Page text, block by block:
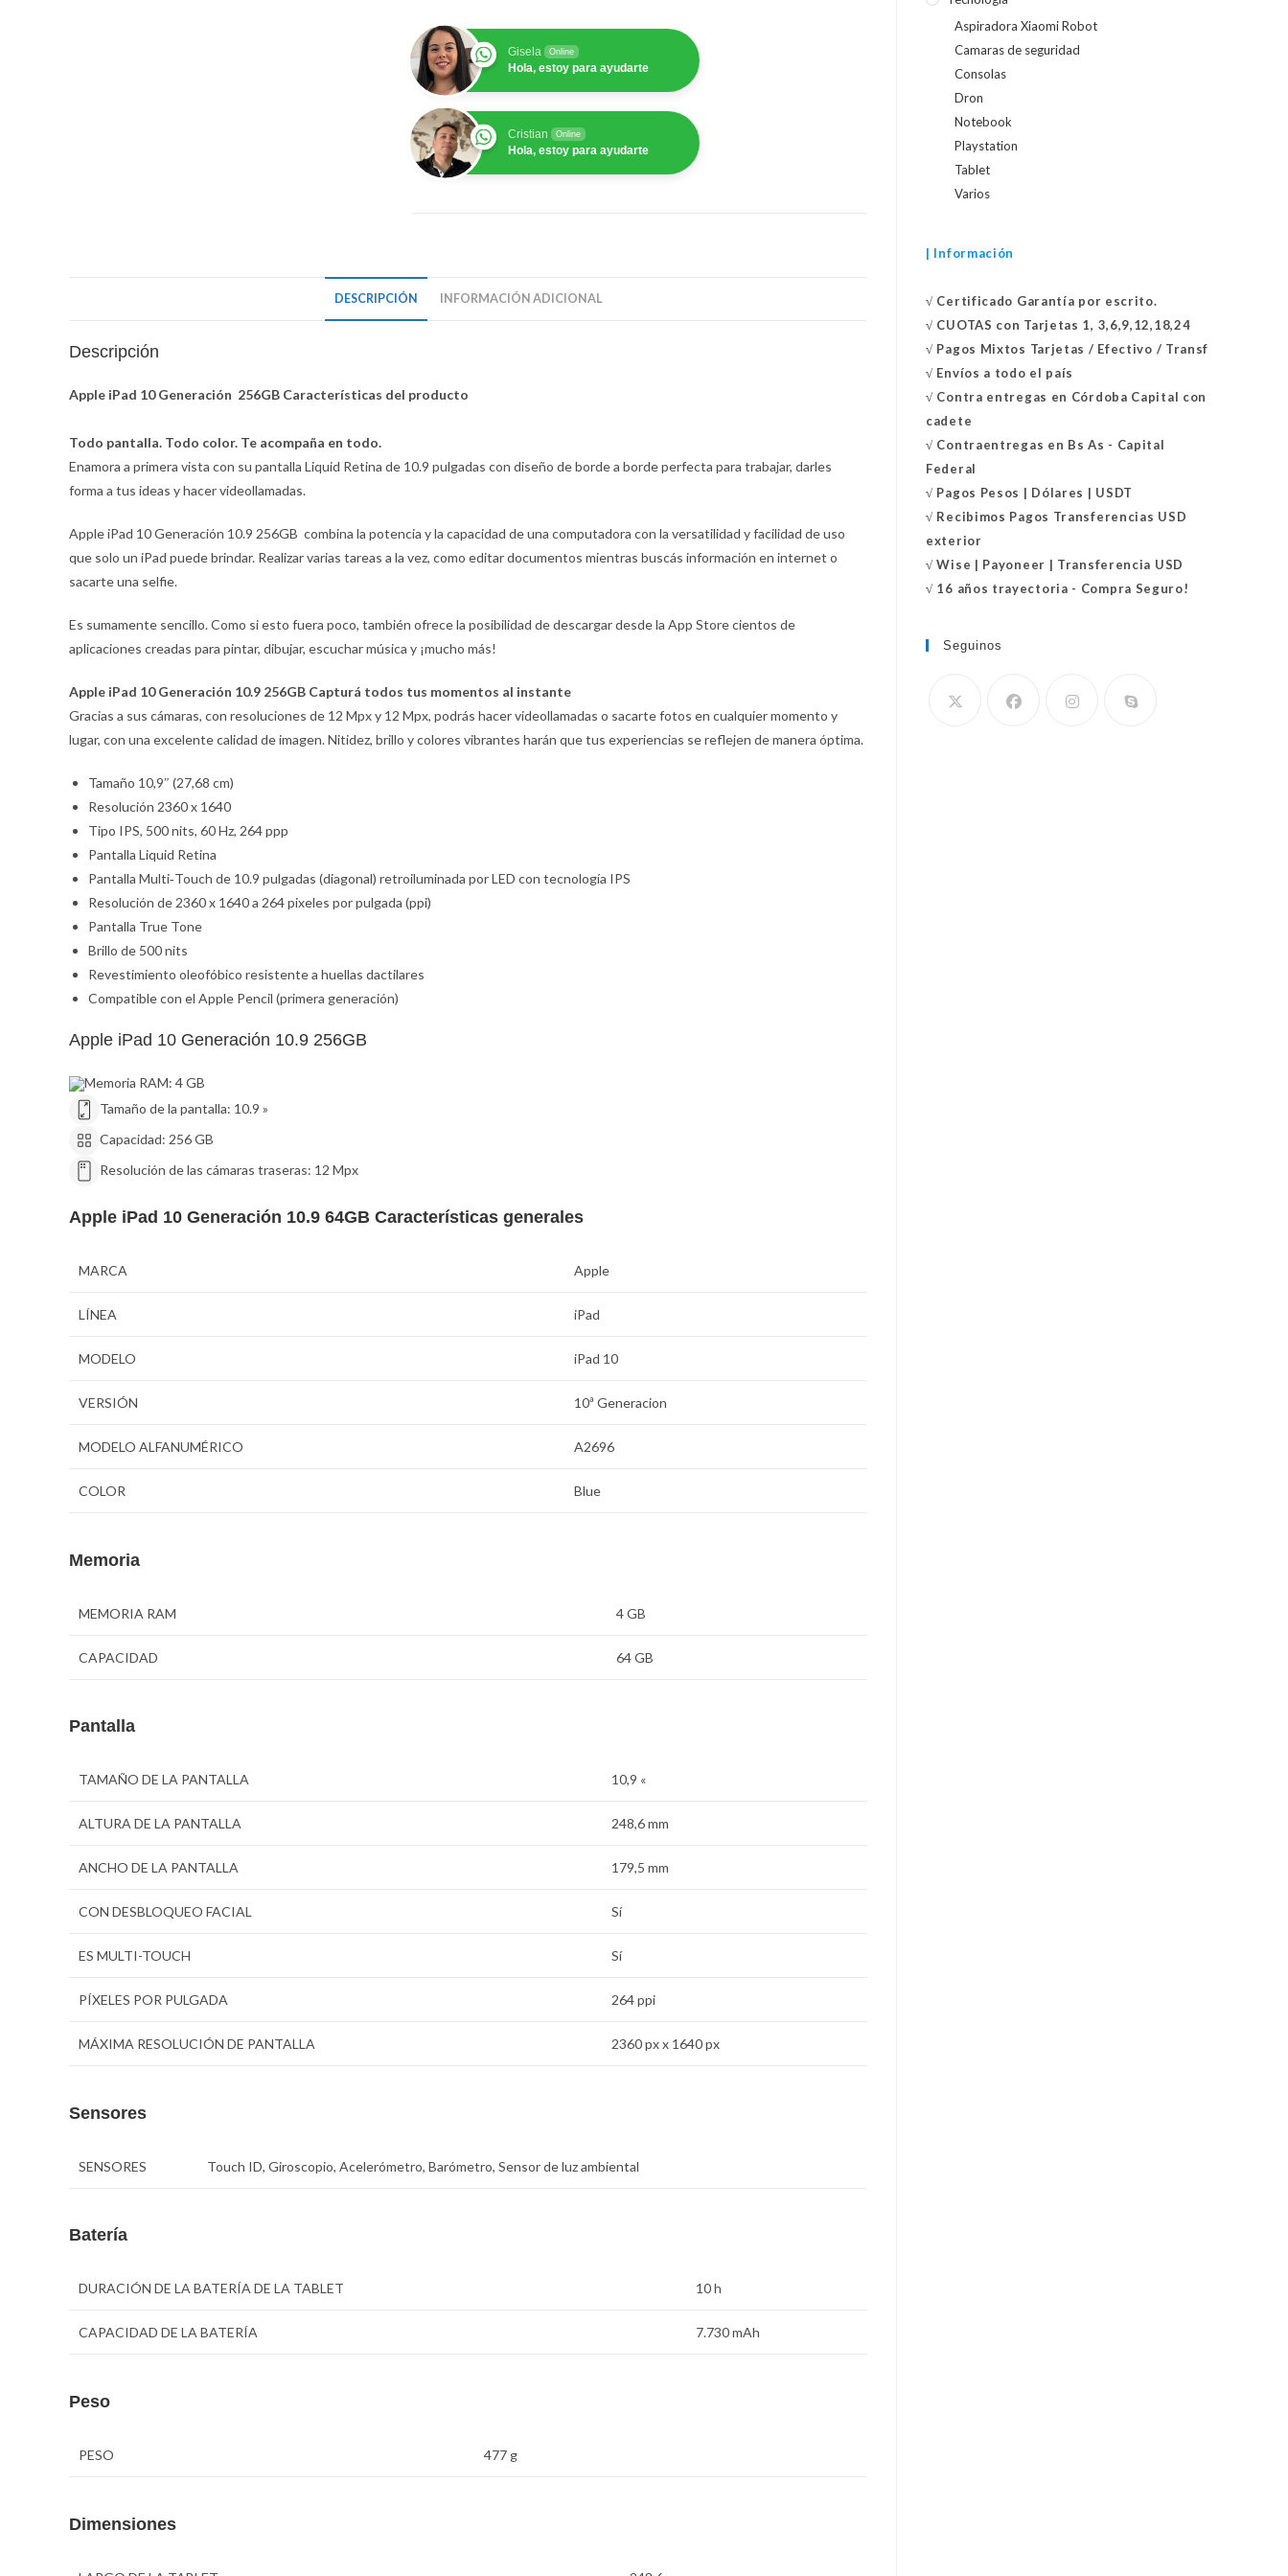
10.9
256GB
cantidad
Gisela Online
Hola, estoy para ayudarte
Cristian Online
Hola, estoy para ayudarte
DESCRIPCIÓN INFORMACIÓN ADICIONAL
Descripción
Apple iPad 10 Generación 256GB Características del producto
Todo pantalla. Todo color. Te acompaña en todo.
Enamora a primera vista con su pantalla Liquid Retina de 10.9 pulgadas con diseño de borde a borde perfecta para trabajar, darles
forma a tus ideas y hacer videollamadas.
Apple iPad 10 Generación 10.9 256GB combina la potencia y la capacidad de una computadora con la versatilidad y facilidad de uso
que solo un iPad puede brindar. Realizar varias tareas a la vez, como editar documentos mientras buscás información en internet o
sacarte una selfie.
Es sumamente sencillo. Como si esto fuera poco, también ofrece la posibilidad de descargar desde la App Store cientos de
aplicaciones creadas para pintar, dibujar, escuchar música y ¡mucho más!
Apple iPad 10 Generación 10.9 256GB Capturá todos tus momentos al instante
Gracias a sus cámaras, con resoluciones de 12 Mpx y 12 Mpx, podrás hacer videollamadas o sacarte fotos en cualquier momento y
lugar, con una excelente calidad de imagen. Nitidez, brillo y colores vibrantes harán que tus experiencias se reflejen de manera óptima.
Tamaño 10,9″ (27,68 cm)
Resolución 2360 x 1640
Tipo IPS, 500 nits, 60 Hz, 264 ppp
Pantalla Liquid Retina
Pantalla Multi‑Touch de 10.9 pulgadas (diagonal) retroiluminada por LED con tecnología IPS
Resolución de 2360 x 1640 a 264 pixeles por pulgada (ppi)
Pantalla True Tone
Brillo de 500 nits
Revestimiento oleofóbico resistente a huellas dactilares
Compatible con el Apple Pencil (primera generación)
Apple iPad 10 Generación 10.9 256GB
Memoria RAM: 4 GB
Tamaño de la pantalla: 10.9 »
Capacidad: 256 GB
Resolución de las cámaras traseras: 12 Mpx
Apple iPad 10 Generación 10.9 64GB Características generales
MARCA Apple
LÍNEA iPad
MODELO iPad 10
VERSIÓN 10ª Generacion
MODELO ALFANUMÉRICO A2696
COLOR Blue
Memoria
MEMORIA RAM 4 GB
CAPACIDAD 64 GB
Pantalla
TAMAÑO DE LA PANTALLA 10,9 «
ALTURA DE LA PANTALLA 248,6 mm
ANCHO DE LA PANTALLA 179,5 mm
CON DESBLOQUEO FACIAL Sí
ES MULTI-TOUCH Sí
PÍXELES POR PULGADA 264 ppi
MÁXIMA RESOLUCIÓN DE PANTALLA 2360 px x 1640 px
Sensores
SENSORES Touch ID, Giroscopio, Acelerómetro, Barómetro, Sensor de luz ambiental
Batería
DURACIÓN DE LA BATERÍA DE LA TABLET 10 h
CAPACIDAD DE LA BATERÍA 7.730 mAh
Peso
PESO 477 g
Dimensiones
Aspiradora Xiaomi Robot
Camaras de seguridad
Consolas
Dron
Notebook
Playstation
Tablet
Varios
| Información
√ Certificado Garantía por escrito.
√ CUOTAS con Tarjetas 1, 3,6,9,12,18,24
√ Pagos Mixtos Tarjetas / Efectivo / Transf
√ Envíos a todo el país
√ Contra entregas en Córdoba Capital con
cadete
√ Contraentregas en Bs As - Capital
Federal
√ Pagos Pesos | Dólares | USDT
√ Recibimos Pagos Transferencias USD
exterior
√ Wise | Payoneer | Transferencia USD
√ 16 años trayectoria - Compra Seguro!
Seguinos